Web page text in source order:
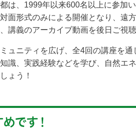
は、1999年以来600名以上に参加
面形式のみによる開催となり、遠
講義のアーカイブ動画を後日ご視聴
ュニティを広げ、全4回の講座を通
識、実践経験などを学び、自然エ
ょう！
です！